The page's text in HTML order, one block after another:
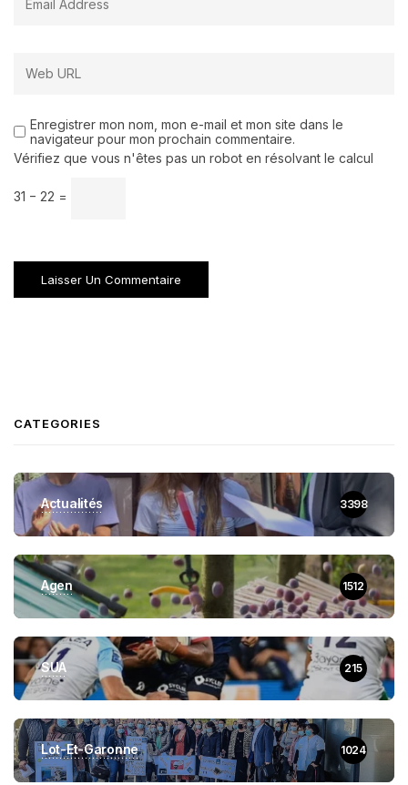
Enregistrer mon nom, mon e-mail et mon site dans le
navigateur pour mon prochain commentaire.
Vérifiez que vous n'êtes pas un robot en résolvant le calcul
31 − 22 =
CATEGORIES
Actualités 3398
Agen 1512
SUA 215
Lot-Et-Garonne 1024